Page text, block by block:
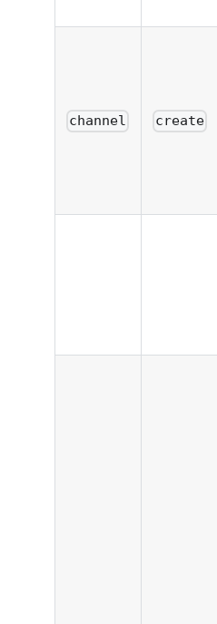
channel create